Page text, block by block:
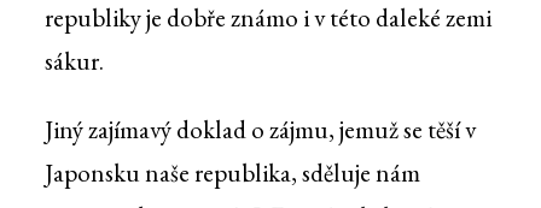
republiky je dobře známo i v této daleké zemi
sákur.
Jiný zajímavý doklad o zájmu, jemuž se těší v
Japonsku naše republika, sděluje nám